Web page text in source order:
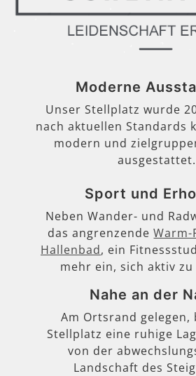
Moderne
Unser Stellplatz wurde
nach aktuellen Standards
modern und
ausgestattet.
Sport und
Neben Wander- und
das angrenzendeWarm-
Hallenbad, ein
mehr ein, sich aktiv zu
Nahe an der
Am Ortsrand
Stellplatz eine ruhige
von der
Landschaft des